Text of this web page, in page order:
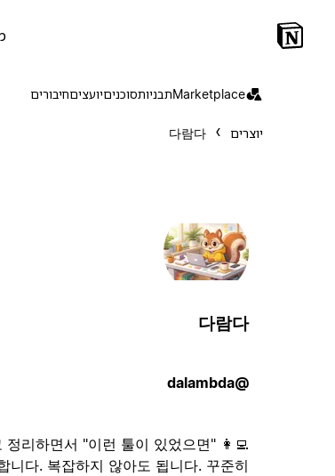
Marketplaceתבניותסוכניםיועציםחיבורים
יוצרים 다람다
다람다
@dalambda
정리하면서 "이런 툴이 있었으면"
니다. 복잡하지 않아도 됩니다. 꾸준히